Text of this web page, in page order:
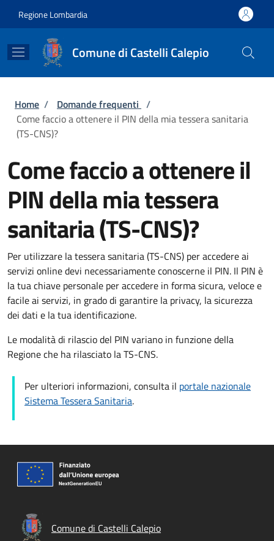
Regione Lombardia
Comune di Castelli Calepio
Briciole di pane
Home / Domande frequenti /
Come faccio a ottenere il PIN della mia tessera sanitaria
(TS-CNS)?
Come faccio a ottenere il
PIN della mia tessera
sanitaria (TS-CNS)?
Per utilizzare la tessera sanitaria (TS-CNS) per accedere ai
servizi online devi necessariamente conoscerne il PIN. Il PIN è
la tua chiave personale per accedere in forma sicura, veloce e
facile ai servizi, in grado di garantire la privacy, la sicurezza
dei dati e la tua identificazione.
Le modalità di rilascio del PIN variano in funzione della
Regione che ha rilasciato la TS-CNS.
Per ulteriori informazioni, consulta il portale nazionale
Sistema Tessera Sanitaria.
Comune di Castelli Calepio